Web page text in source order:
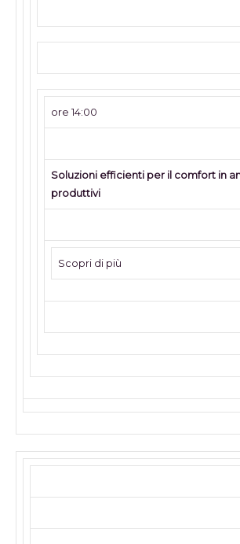
ore 14:00
Soluzioni efficienti per il comfort in
produttivi
Scopri di più